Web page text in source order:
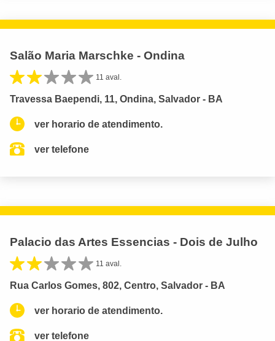
Salão Maria Marschke - Ondina
11 aval.
Travessa Baependi, 11, Ondina, Salvador - BA
ver horario de atendimento.
ver telefone
Palacio das Artes Essencias - Dois de Julho
11 aval.
Rua Carlos Gomes, 802, Centro, Salvador - BA
ver horario de atendimento.
ver telefone